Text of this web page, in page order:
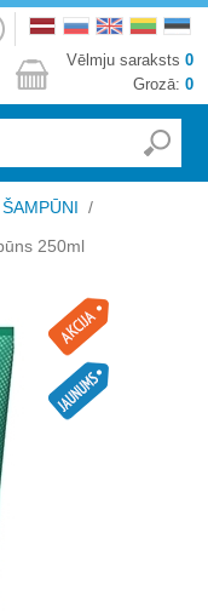
Vēlmju saraksts 0
Grozā: 0
ŠAMPŪNI /
250ml